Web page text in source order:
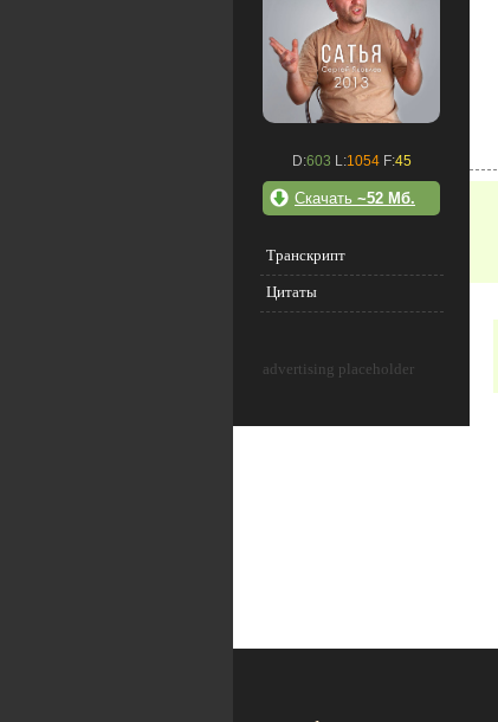
D:603 L:1054F:45
Скачать ~52 Мб.
Транскрипт
Цитаты
advertising placeholder